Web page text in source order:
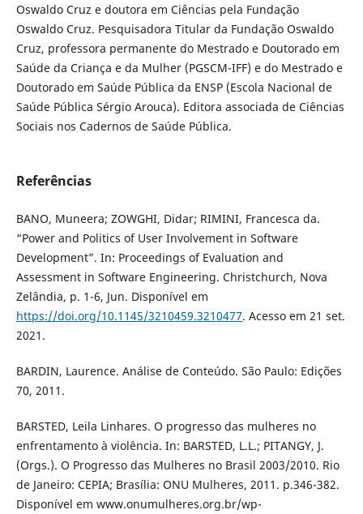
Oswaldo Cruz e doutora em Ciências pela Fundação
Oswaldo Cruz. Pesquisadora Titular da Fundação Oswaldo
Cruz, professora permanente do Mestrado e Doutorado em
Saúde da Criança e da Mulher (PGSCM-IFF) e do Mestrado e
Doutorado em Saúde Pública da ENSP (Escola Nacional de
Saúde Pública Sérgio Arouca). Editora associada de Ciências
Sociais nos Cadernos de Saúde Pública.
Referências
BANO, Muneera; ZOWGHI, Didar; RIMINI, Francesca da.
“Power and Politics of User Involvement in Software
Development”. In: Proceedings of Evaluation and
Assessment in Software Engineering. Christchurch, Nova
Zelândia, p. 1-6, Jun. Disponível em
https://doi.org/10.1145/3210459.3210477. Acesso em 21 set.
2021.
BARDIN, Laurence. Análise de Conteúdo. São Paulo: Edições
70, 2011.
BARSTED, Leila Linhares. O progresso das mulheres no
enfrentamento à violência. In: BARSTED, L.L.; PITANGY, J.
(Orgs.). O Progresso das Mulheres no Brasil 2003/2010. Rio
de Janeiro: CEPIA; Brasília: ONU Mulheres, 2011. p.346-382.
Disponível em www.onumulheres.org.br/wp-